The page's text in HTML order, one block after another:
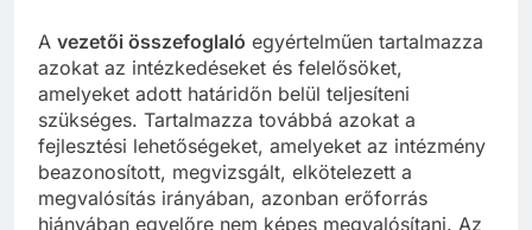
A vezetői összefoglaló egyértelműen tartalmazza
azokat az intézkedéseket és felelősöket,
amelyeket adott határidőn belül teljesíteni
szükséges. Tartalmazza továbbá azokat a
fejlesztési lehetőségeket, amelyeket az intézmény
beazonosított, megvizsgált, elkötelezett a
megvalósítás irányában, azonban erőforrás
hiányában egyelőre nem képes megvalósítani. Az